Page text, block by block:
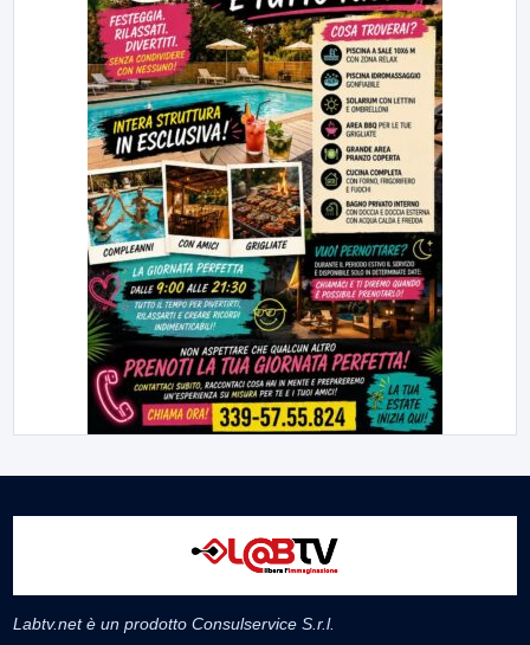
Labtv.net è un prodotto Consulservice S.r.l.